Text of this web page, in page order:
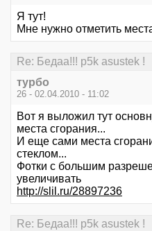
Я тут!
Мне нужно отметить
Re: Бедаа!!! p5k asustek !
турбо
26 - 02.04.2010 - 11:02
Вот я выложил тут
места сгорания...
И еще сами места
стеклом...
Фотки с большим
увеличивать
http://slil.ru/28897236
Re: Бедаа!!! p5k asustek !